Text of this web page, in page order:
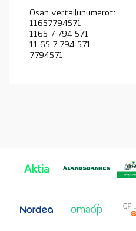
Osan vertailunumerot:
11657794571
1165 7 794 571
11 65 7 794 571
7794571